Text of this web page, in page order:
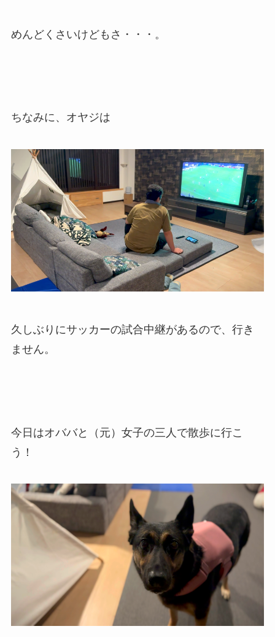
めんどくさいけどもさ・・・。
ちなみに、オヤジは
久しぶりにサッカーの試合中継があるので、行き
ません。
今日はオババと（元）女子の三人で散歩に行こ
う！